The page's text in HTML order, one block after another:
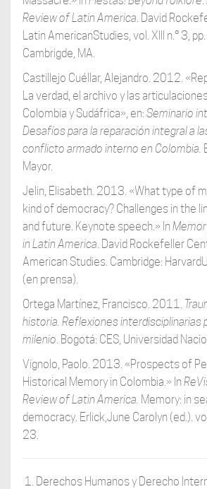
Review of Latin America . David
Latin AmericanStudies, vol. XIII n.° 3,
Cambrigde, MA.
Castillejo Cuéllar, Alejandro. 2012.
La verdad, el archivo y las
Colombia y Sudáfrica», en: Seminario
Desafíos para la reparación integral a
conflicto armado interno en Colombia.
Mayor.
Jelin, Elisabeth. 2013. «What type of
kind of democracy? Challenges in the
and future. Keynote speech.» In
in Latin America . David Rockefeller
American Studies. Cambridge:
(en prensa).
Ortega Martínez, Francisco. 2011.
historia. Reflexiones interdisciplinarias
milenio . Bogotá: CES, Universidad
Vignolo, Paolo. 2013. «Prospects of
Historical Memory in Colombia.» In
Review of Latin America. Memory: in
democracy. Erlick,June Carolyn (ed.).
23.
1. Derechos Humanos y Derecho